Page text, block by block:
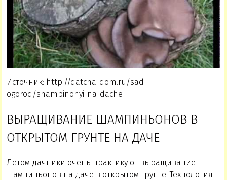
Источник: http://datcha-dom.ru/sad-
ogorod/shampinonyi-na-dache
ВЫРАЩИВАНИЕ ШАМПИНЬОНОВ В
ОТКРЫТОМ ГРУНТЕ НА ДАЧЕ
Летом дачники очень практикуют выращивание
шампиньонов на даче в открытом грунте. Технология